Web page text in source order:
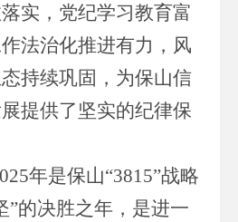
实，党纪学习教育富
法治化推进有力，风
持续巩固，为保山信
提供了坚实的纪律保
年是保山“3815”战略
”的决胜之年，是进一